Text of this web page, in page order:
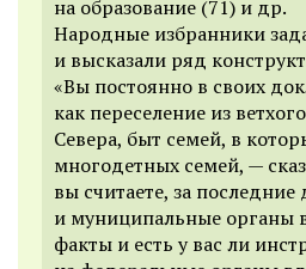
на образование (71) и др.
Народные избранники
и высказали ряд
«Вы постоянно в своих
как переселение из
Севера, быт семей, в
многодетных семей, —
вы считаете, за
и муниципальные органы
факты и есть у вас ли